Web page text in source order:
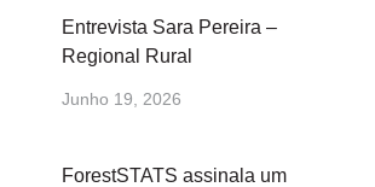
Entrevista Sara Pereira –
Regional Rural
Junho 19, 2026
ForestSTATS assinala um